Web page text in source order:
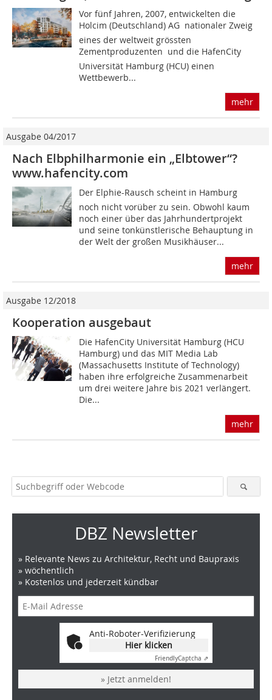
Vor fünf Jahren, 2007, entwickelten die
Holcim (Deutschland) AG  nationaler Zweig
eines der weltweit grössten
Zementproduzenten  und die HafenCity
Universität Hamburg (HCU) einen
Wettbewerb...
mehr
Ausgabe 04/2017
Nach Elbphilharmonie ein „Elbtower“?
www.hafencity.com
Der Elphie-Rausch scheint in Hamburg
noch nicht vorüber zu sein. Obwohl kaum
noch einer über das Jahrhundertprojekt
und seine tonkünstlerische Behauptung in
der Welt der großen Musikhäuser...
mehr
Ausgabe 12/2018
Kooperation ausgebaut
Die HafenCity Universität Hamburg (HCU
Hamburg) und das MIT Media Lab
(Massachusetts Institute of Technology)
haben ihre erfolgreiche Zusammenarbeit
um drei weitere Jahre bis 2021 verlängert.
Die...
mehr
DBZ Newsletter
» Relevante News zu Architektur, Recht und Baupraxis
» wöchentlich
» Kostenlos und jederzeit kündbar
Anti-Roboter-Verifizierung
Hier klicken
FriendlyCaptcha ⇗
» Jetzt anmelden!